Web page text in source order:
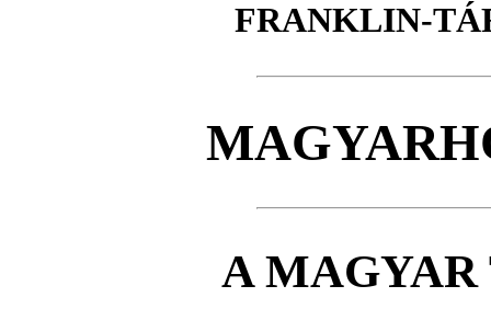
FRANKLIN-
A